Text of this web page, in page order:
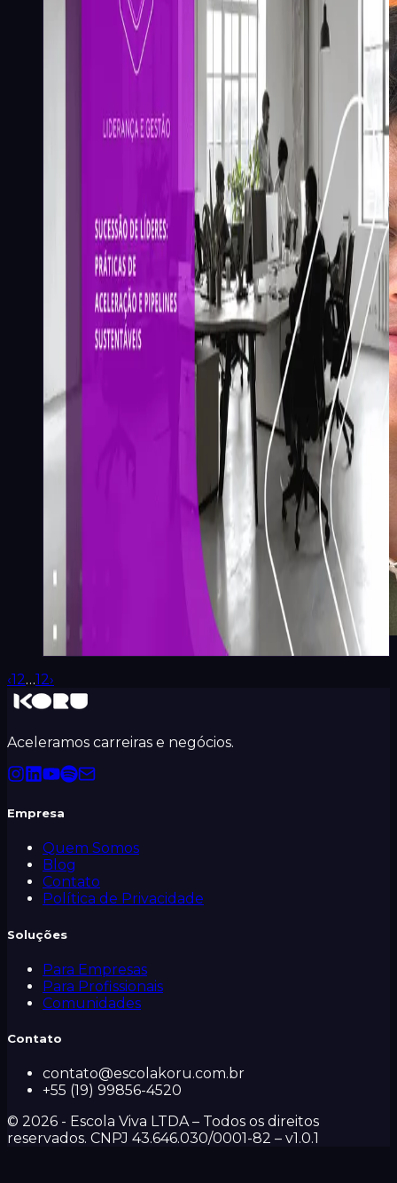
‹12…12›
Aceleramos carreiras e negócios.
Empresa
Quem Somos
Blog
Contato
Política de Privacidade
Soluções
Para Empresas
Para Profissionais
Comunidades
Contato
contato@escolakoru.com.br
+55 (19) 99856-4520
© 2026 - Escola Viva LTDA – Todos os direitos
reservados. CNPJ 43.646.030/0001-82 – v1.0.1